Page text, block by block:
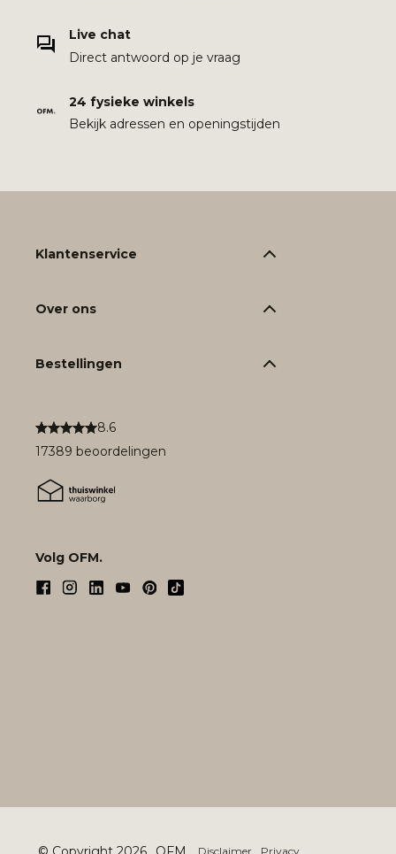
Live chat
Direct antwoord op je vraag
24 fysieke winkels
Bekijk adressen en openingstijden
8.6
17389 beoordelingen
Volg OFM.
Klantenservice
Over ons
Bestellingen
Disclaimer Privacy